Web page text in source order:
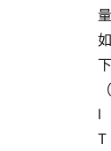
量
如
下
（
I
T